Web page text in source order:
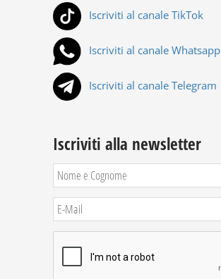
Iscriviti al canale TikTok
Iscriviti al canale Whatsapp
Iscriviti al canale Telegram
Iscriviti alla newsletter